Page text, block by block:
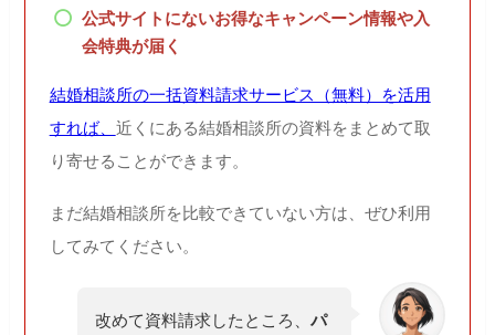
公式サイトにないお得なキャンペーン情報や入
会特典が届く
結婚相談所の一括資料請求サービス（無料）を活用
すれば、 近くにある結婚相談所の資料をまとめて取
り寄せることができます。
まだ結婚相談所を比較できていない方は、ぜひ利用
してみてください。
改めて資料請求したところ、 パ